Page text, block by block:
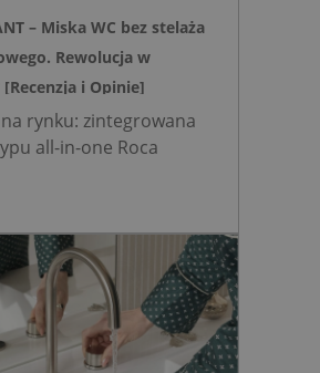
– Miska WC bez stelaża
Rewolucja w
[Recenzja i Opinie]
rynku: zintegrowana
all-in-one Roca
podtynkowego.
do 20 cm przestrzeni w
o 15% cichsze
dzięki technologii
efekcie Venturiego.
do szybkich
bez kucia ścian.